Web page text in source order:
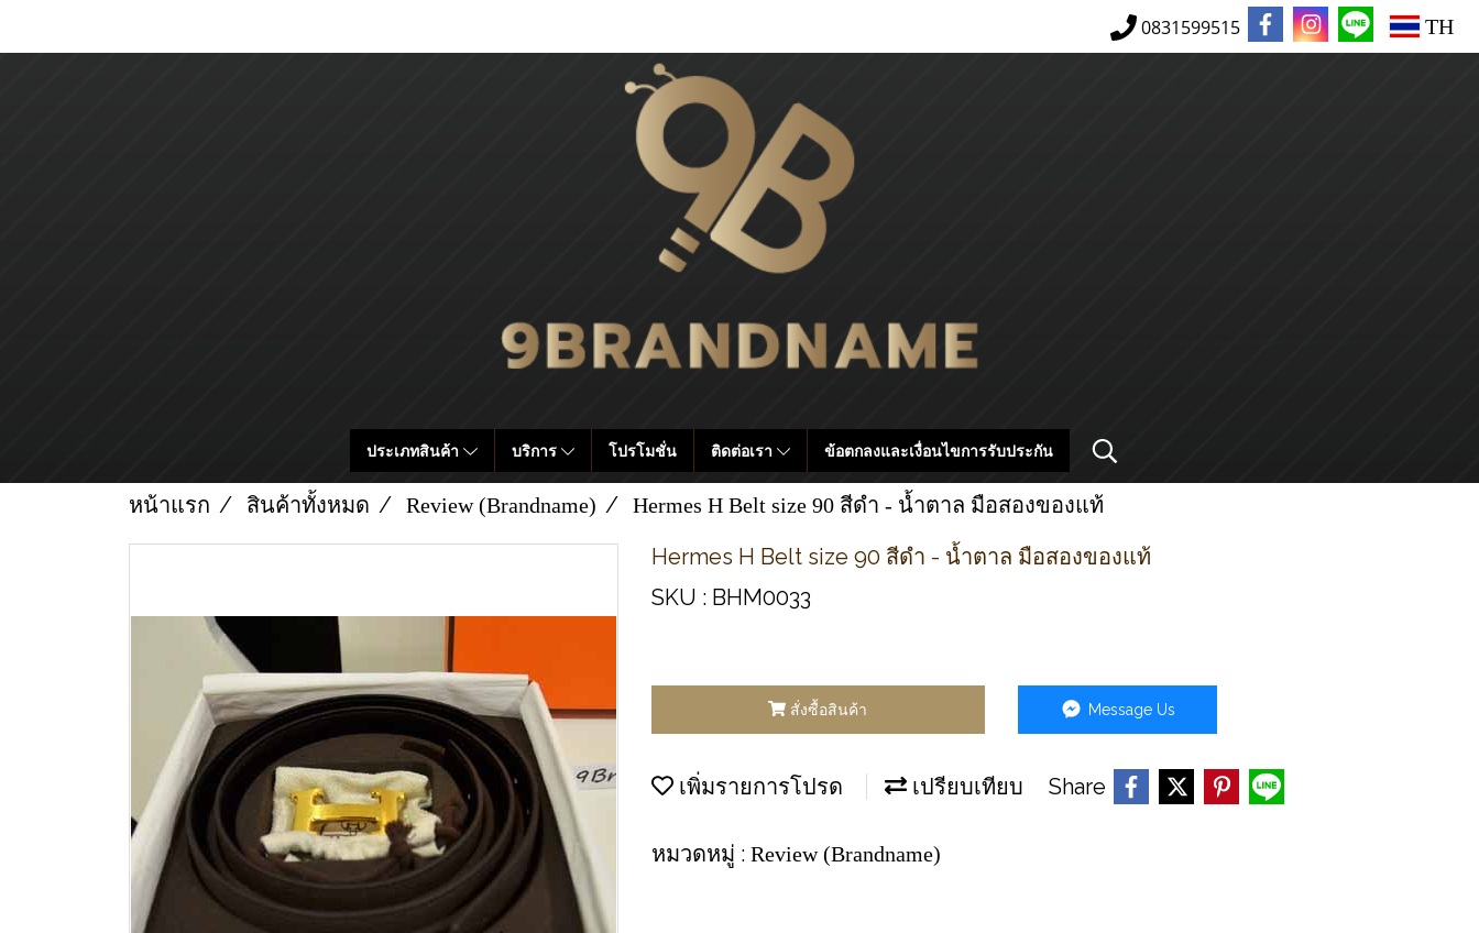
0831599515 TH
ประเภทสินค้า บริการ โปรโมชั่น ติดต่อเรา ข้อตกลงและเงื่อนไขการรับประกัน
หน้าแรก สินค้าทั้งหมด Review (Brandname) Hermes H Belt size 90 สีดำ - น้ำตาล มือสองของแท้
Hermes H Belt size 90 สีดำ - น้ำตาล มือสองของแท้
SKU : BHM0033
สั่งซื้อสินค้า Message Us
เพิ่มรายการโปรด เปรียบเทียบ Share
หมวดหมู่ : Review (Brandname)